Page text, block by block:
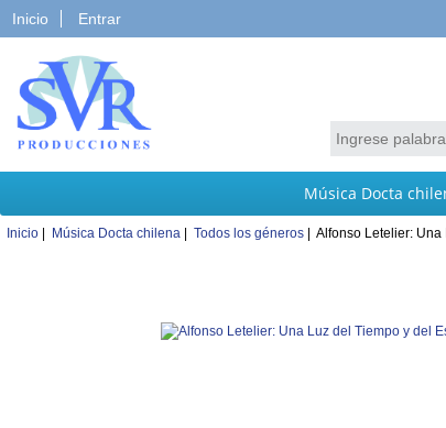
Inicio Entrar
Música Docta
Inicio| Música Docta chilena Todos los géneros| Alfonso Letelier: Una